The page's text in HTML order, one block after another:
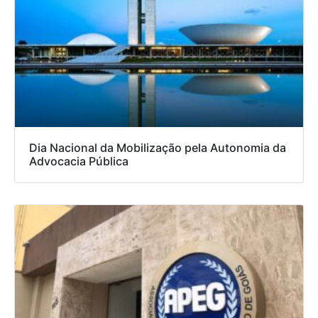
Dia Nacional da Mobilização pela Autonomia da
Advocacia Pública